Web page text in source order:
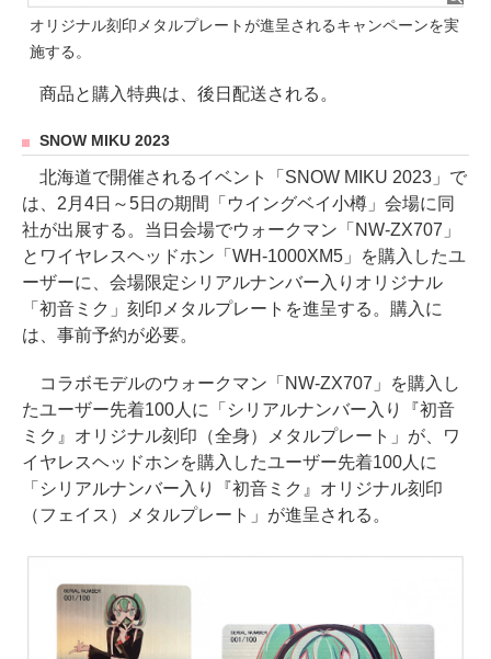
オリジナル刻印メタルプレートが進呈されるキャンペーンを実
施する。
商品と購入特典は、後日配送される。
SNOW MIKU 2023
北海道で開催されるイベント「SNOW MIKU 2023」で
は、2月4日～5日の期間「ウイングベイ小樽」会場に同
社が出展する。当日会場でウォークマン「NW-ZX707」
とワイヤレスヘッドホン「WH-1000XM5」を購入したユ
ーザーに、会場限定シリアルナンバー入りオリジナル
「初音ミク」刻印メタルプレートを進呈する。購入に
は、事前予約が必要。
コラボモデルのウォークマン「NW-ZX707」を購入し
たユーザー先着100人に「シリアルナンバー入り『初音
ミク』オリジナル刻印（全身）メタルプレート」が、ワ
イヤレスヘッドホンを購入したユーザー先着100人に
「シリアルナンバー入り『初音ミク』オリジナル刻印
（フェイス）メタルプレート」が進呈される。